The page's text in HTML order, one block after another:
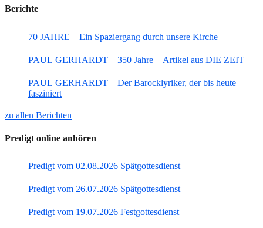
Berichte
70 JAHRE – Ein Spaziergang durch unsere Kirche
PAUL GERHARDT – 350 Jahre – Artikel aus DIE ZEIT
PAUL GERHARDT – Der Barocklyriker, der bis heute
fasziniert
zu allen Berichten
Predigt online anhören
Predigt vom 02.08.2026 Spätgottesdienst
Predigt vom 26.07.2026 Spätgottesdienst
Predigt vom 19.07.2026 Festgottesdienst